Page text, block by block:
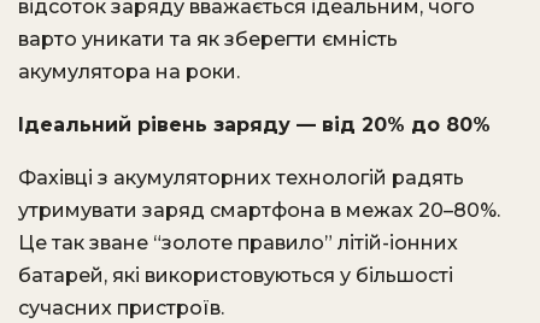
відсоток заряду вважається ідеальним, чого
варто уникати та як зберегти ємність
акумулятора на роки.
Ідеальний рівень заряду — від 20% до 80%
Фахівці з акумуляторних технологій радять
утримувати заряд смартфона в межах 20–80%.
Це так зване “золоте правило” літій-іонних
батарей, які використовуються у більшості
сучасних пристроїв.